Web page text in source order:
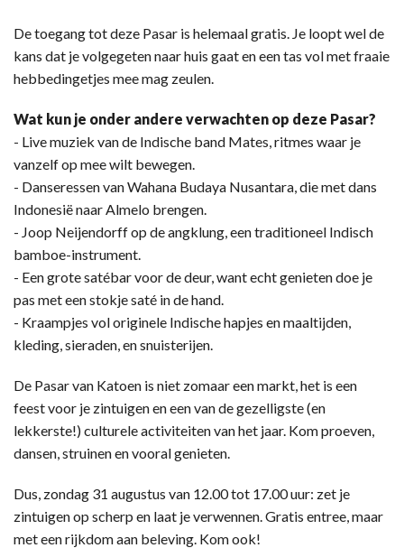
De toegang tot deze Pasar is helemaal gratis. Je loopt wel de
kans dat je volgegeten naar huis gaat en een tas vol met fraaie
hebbedingetjes mee mag zeulen.
Wat kun je onder andere verwachten op deze Pasar?
- Live muziek van de Indische band Mates, ritmes waar je
vanzelf op mee wilt bewegen.
- Danseressen van Wahana Budaya Nusantara, die met dans
Indonesië naar Almelo brengen.
- Joop Neijendorff op de angklung, een traditioneel Indisch
bamboe-instrument.
- Een grote satébar voor de deur, want echt genieten doe je
pas met een stokje saté in de hand.
- Kraampjes vol originele Indische hapjes en maaltijden,
kleding, sieraden, en snuisterijen.
De Pasar van Katoen is niet zomaar een markt, het is een
feest voor je zintuigen en een van de gezelligste (en
lekkerste!) culturele activiteiten van het jaar. Kom proeven,
dansen, struinen en vooral genieten.
Dus, zondag 31 augustus van 12.00 tot 17.00 uur: zet je
zintuigen op scherp en laat je verwennen. Gratis entree, maar
met een rijkdom aan beleving. Kom ook!